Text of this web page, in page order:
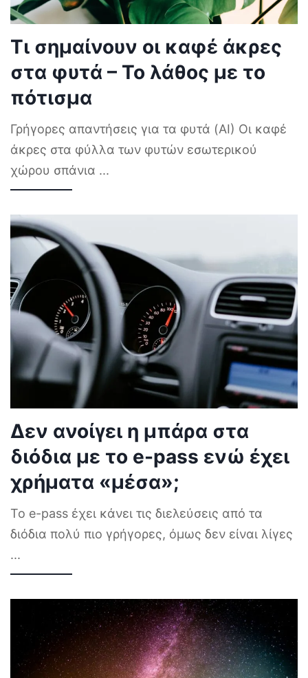
Τι σημαίνουν οι καφέ άκρες
στα φυτά – Το λάθος με το
πότισμα
Γρήγορες απαντήσεις για τα φυτά (AI) Οι καφέ
άκρες στα φύλλα των φυτών εσωτερικού
χώρου σπάνια ...
Δεν ανοίγει η μπάρα στα
διόδια με το e-pass ενώ έχει
χρήματα «μέσα»;
Το e-pass έχει κάνει τις διελεύσεις από τα
διόδια πολύ πιο γρήγορες, όμως δεν είναι λίγες
...